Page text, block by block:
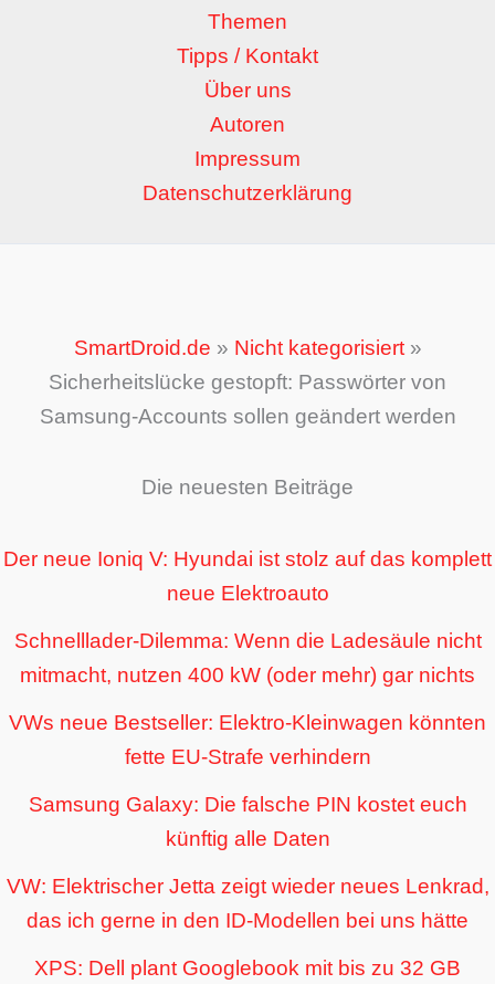
Themen
Tipps / Kontakt
Über uns
Autoren
Impressum
Datenschutzerklärung
SmartDroid.de » Nicht kategorisiert»
Sicherheitslücke gestopft: Passwörter von
Samsung-Accounts sollen geändert werden
Die neuesten Beiträge
Der neue Ioniq V: Hyundai ist stolz auf das komplett
neue Elektroauto
Schnelllader-Dilemma: Wenn die Ladesäule nicht
mitmacht, nutzen 400 kW (oder mehr) gar nichts
VWs neue Bestseller: Elektro-Kleinwagen könnten
fette EU-Strafe verhindern
Samsung Galaxy: Die falsche PIN kostet euch
künftig alle Daten
VW: Elektrischer Jetta zeigt wieder neues Lenkrad,
das ich gerne in den ID-Modellen bei uns hätte
XPS: Dell plant Googlebook mit bis zu 32 GB